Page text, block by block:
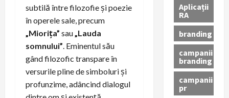
subtilă între filozofie și poezie
în operele sale, precum
„Miorița” sau „Lauda
somnului” . Eminentul său
gând filozofic transpare în
versurile pline de simboluri și
profunzime, adâncind dialogul
Aplicații
RA
branding
campanii
branding
campanii
pr